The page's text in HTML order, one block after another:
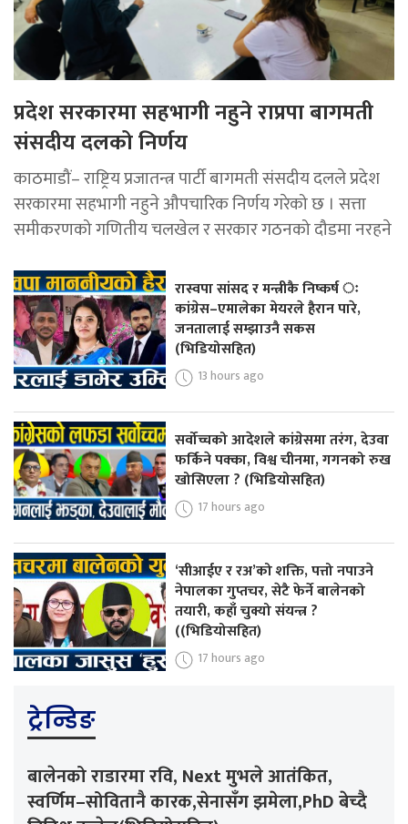
प्रदेश सरकारमा सहभागी नहुने राप्रपा बागमती
संसदीय दलको निर्णय
काठमाडौं– राष्ट्रिय प्रजातन्त्र पार्टी बागमती संसदीय दलले प्रदेश
सरकारमा सहभागी नहुने औपचारिक निर्णय गरेको छ । सत्ता
समीकरणको गणितीय चलखेल र सरकार गठनको दौडमा नरहने
रास्वपा सांसद र मन्त्रीकै निष्कर्ष ः
कांग्रेस–एमालेका मेयरले हैरान पारे,
जनतालाई सम्झाउनै सकस
(भिडियोसहित)
13 hours ago
सर्वोच्चको आदेशले कांग्रेसमा तरंग, देउवा
फर्किने पक्का, विश्व चीनमा, गगनको रुख
खोसिएला ? (भिडियोसहित)
17 hours ago
‘सीआईए र रअ’को शक्ति, पत्तो नपाउने
नेपालका गुप्तचर, सेटै फेर्ने बालेनको
तयारी, कहाँ चुक्यो संयन्त्र ?
((भिडियोसहित)
17 hours ago
ट्रेन्डिङ
बालेनको राडारमा रवि, Next मुभले आतंकित,
स्वर्णिम–सोवितानै कारक,सेनासँग झमेला,PhD बेच्दै